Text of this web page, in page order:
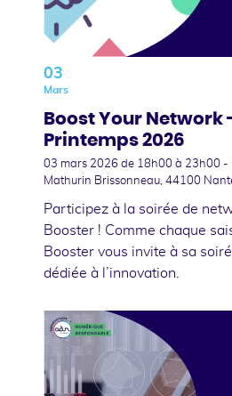
03
Mars
Boost Your Network
Printemps 2026
03 mars 2026 de 18h00 à 23h00 -
Mathurin Brissonneau, 44100
Participez à la soirée de
Booster ! Comme chaque
Booster vous invite à sa
dédiée à l’innovation.